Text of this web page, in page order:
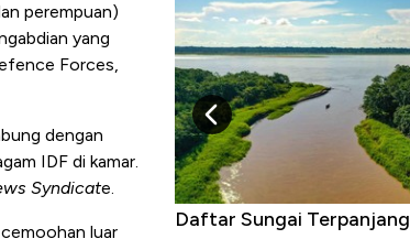
perempuan)
yang
Forces,
dengan
IDF di kamar.
Syndicate.
luar
Daftar Sungai Terpanjang di Dunia,